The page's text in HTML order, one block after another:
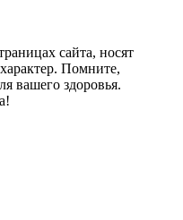
сайта, носят
Помните,
вашего здоровья.